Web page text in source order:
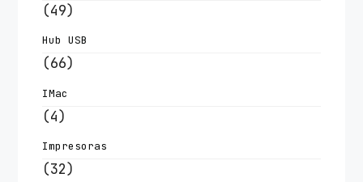
(49)
Hub USB
(66)
IMac
(4)
Impresoras
(32)